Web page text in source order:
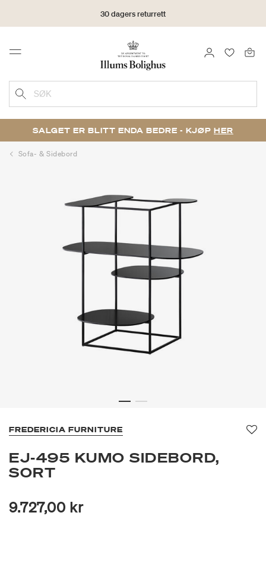
30 dagers returrett
Menu LOGG INN
SØK
SALGET ER BLITT ENDA BEDRE - KJØP HER
Sofa- & Sidebord
FREDERICIA FURNITURE
EJ-495 KUMO SIDEBORD,
SORT
9.727,00 kr